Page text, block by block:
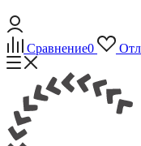
Сравнение0